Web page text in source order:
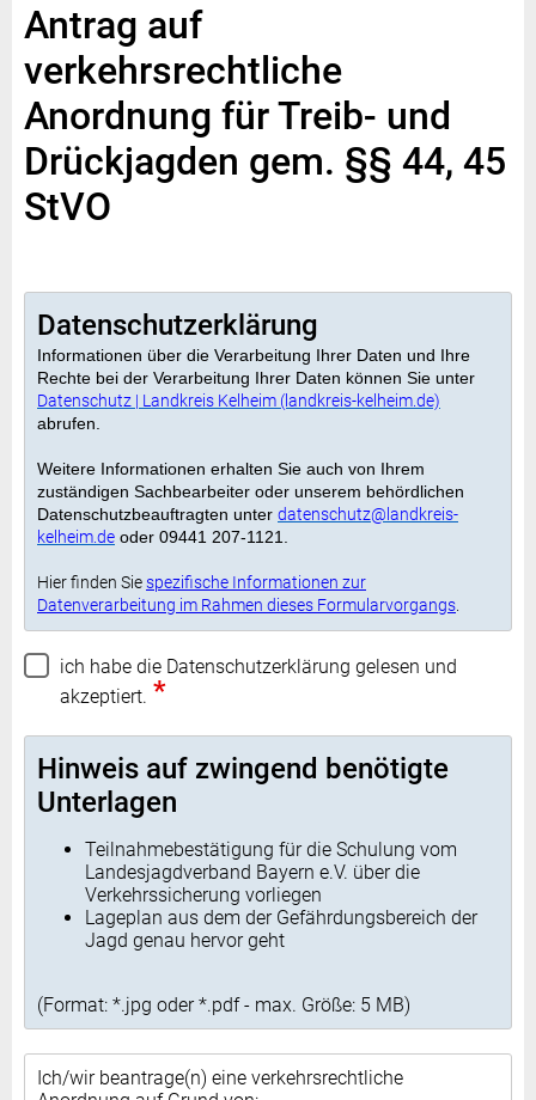
Antrag auf
verkehrsrechtliche
Anordnung für Treib- und
Drückjagden gem. §§ 44, 45
StVO
Datenschutzerklärung
Informationen über die Verarbeitung Ihrer Daten und Ihre
Rechte bei der Verarbeitung Ihrer Daten können Sie unter
Datenschutz | Landkreis Kelheim (landkreis-kelheim.de)
abrufen.
Weitere Informationen erhalten Sie auch von Ihrem
zuständigen Sachbearbeiter oder unserem behördlichen
Datenschutzbeauftragten unter datenschutz@landkreis-
kelheim.de oder 09441 207-1121.
Hier finden Siespezifische Informationen zur
Datenverarbeitung im Rahmen dieses Formularvorgangs
ich habe die Datenschutzerklärung gelesen und
akzeptiert. *
Hinweis auf zwingend benötigte
Unterlagen
Teilnahmebestätigung für die Schulung vom
Landesjagdverband Bayern e.V. über die
Verkehrssicherung vorliegen
Lageplan aus dem der Gefährdungsbereich der
Jagd genau hervor geht
(Format: *.jpg oder *.pdf - max. Größe: 5 MB)
Ich/wir beantrage(n) eine verkehrsrechtliche